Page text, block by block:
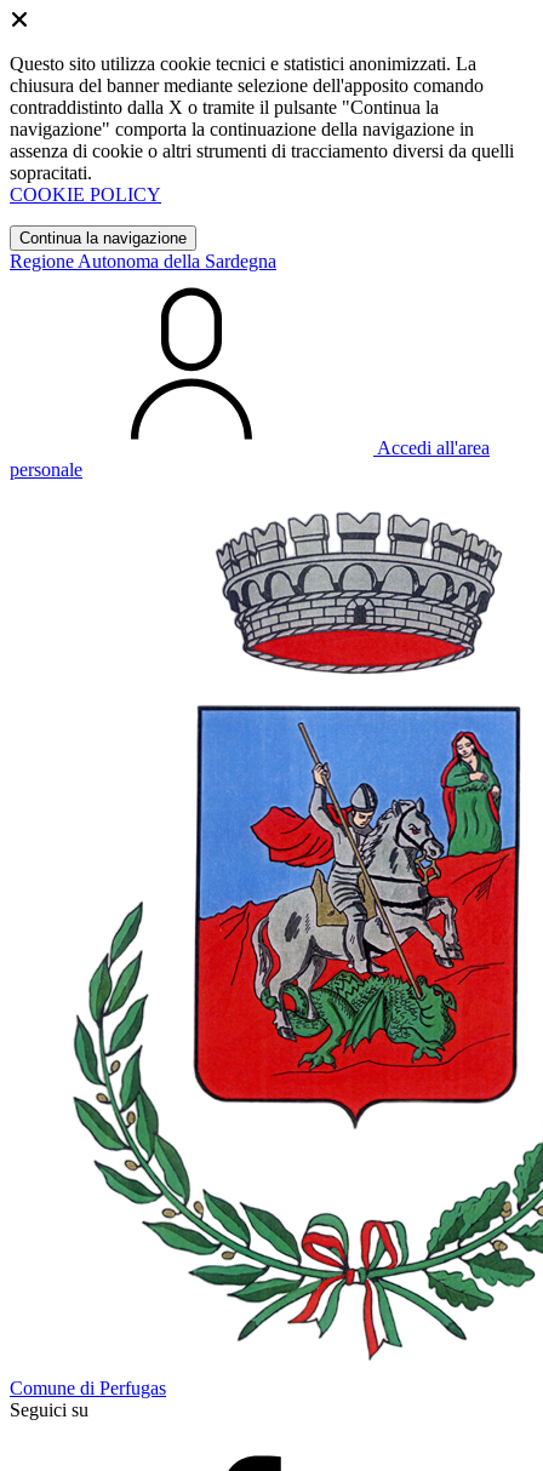
Questo sito utilizza cookie tecnici e statistici anonimizzati. La
chiusura del banner mediante selezione dell'apposito comando
contraddistinto dalla X o tramite il pulsante "Continua la
navigazione" comporta la continuazione della navigazione in
assenza di cookie o altri strumenti di tracciamento diversi da quelli
sopracitati.
COOKIE POLICY
Continua la navigazione
Regione Autonoma della Sardegna
Accedi all'area
personale
Comune di Perfugas
Seguici su